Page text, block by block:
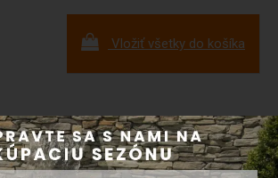
Vložiť všetky do košíka